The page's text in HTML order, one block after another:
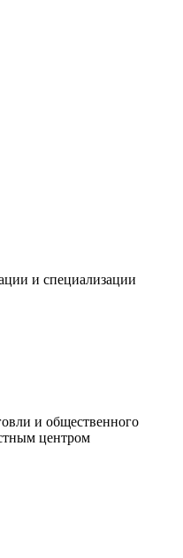
и специализации
и общественного
центром